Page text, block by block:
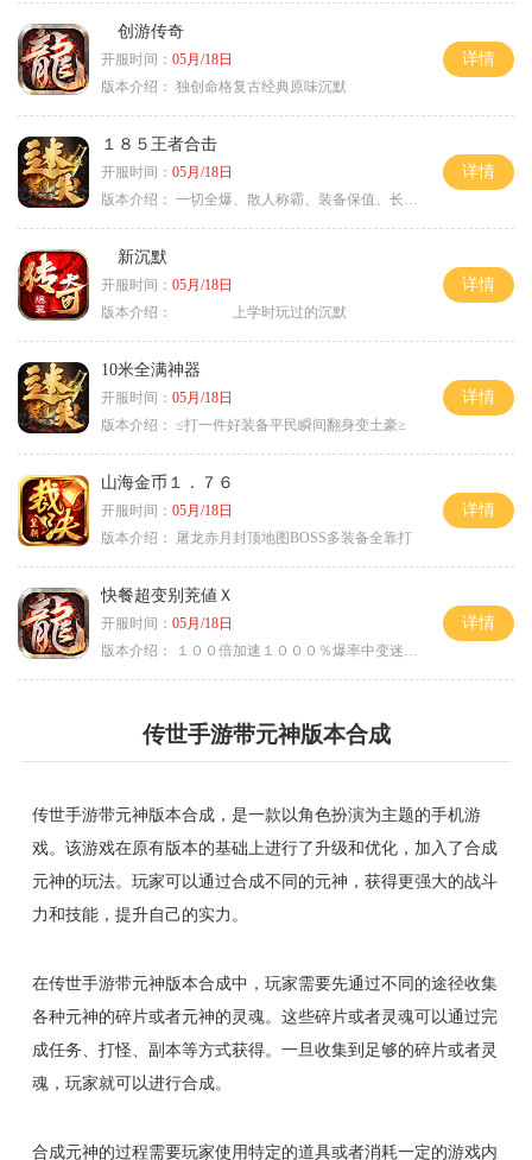
创游传奇
开服时间： 05月/18日
版本介绍： 独创命格复古经典原味沉默
详情
１８５王者合击
开服时间： 05月/18日
版本介绍： 一切全爆、散人称霸、装备保值、长期耐玩
详情
新沉默
开服时间： 05月/18日
版本介绍：
上学时玩过的沉默
详情
10米全满神器
开服时间： 05月/18日
版本介绍： ≤打一件好装备平民瞬间翻身变土豪≥
详情
山海金币１．７６
开服时间： 05月/18日
版本介绍：
屠龙赤月封顶地图BOSS多装备全靠打
详情
快餐超变别茺値Ｘ
开服时间： 05月/18日
版本介绍：
１００倍加速１０００％爆率中变迷失单职
详情
传世手游带元神版本合成
传世手游带元神版本合成，是一款以角色扮演为主题的手机游
戏。该游戏在原有版本的基础上进行了升级和优化，加入了合成
元神的玩法。玩家可以通过合成不同的元神，获得更强大的战斗
力和技能，提升自己的实力。
在传世手游带元神版本合成中，玩家需要先通过不同的途径收集
各种元神的碎片或者元神的灵魂。这些碎片或者灵魂可以通过完
成任务、打怪、副本等方式获得。一旦收集到足够的碎片或者灵
魂，玩家就可以进行合成。
合成元神的过程需要玩家使用特定的道具或者消耗一定的游戏内